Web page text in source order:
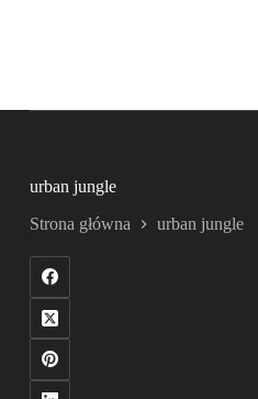
urban jungle
Strona główna urban jungle